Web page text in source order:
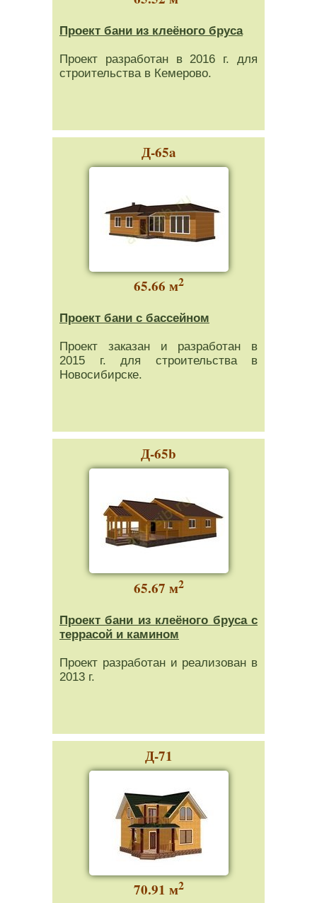
Проект бани из клеёного бруса
Проект разработан в 2016 г. для
строительства в Кемерово.
Д-65a
65.66 м2
Проект бани с бассейном
Проект заказан и разработан в
2015 г. для строительства в
Новосибирске.
Д-65b
65.67 м2
Проект бани из клеёного бруса с
террасой и камином
Проект разработан и реализован в
2013 г.
Д-71
70.91 м2